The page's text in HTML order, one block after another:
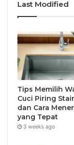
Last Modified
Tips Memilih
Cuci Piring
dan Cara
yang Tepat
3 weeks ago